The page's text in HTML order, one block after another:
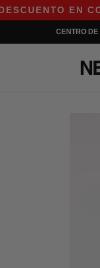
EN
CENTRO DE